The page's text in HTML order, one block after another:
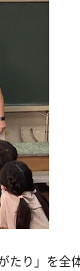
り」を全